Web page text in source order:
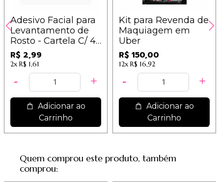
Adesivo Facial para
Levantamento de
Rosto - Cartela C/ 4
Und. - IM
R$ 2,99
2x R$ 1,61
Adicionar ao
Carrinho
Kit para Revenda de
Maquiagem em
Uber
R$ 150,00
12x R$ 16,92
Adicionar ao
Carrinho
Quem comprou este produto, também
comprou: